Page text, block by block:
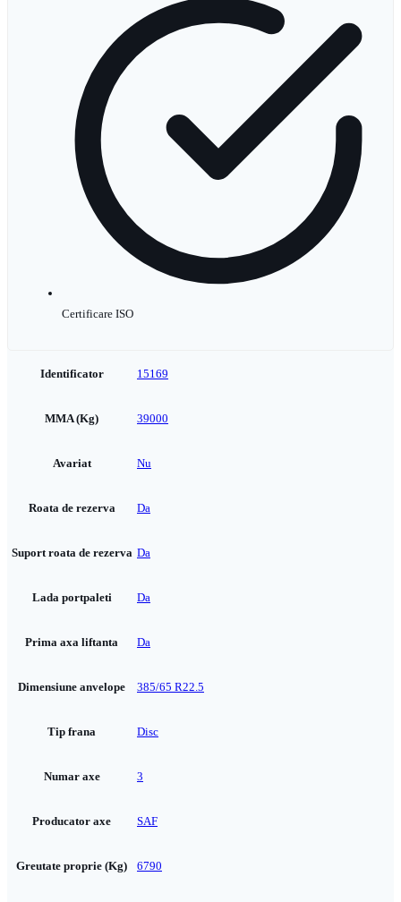
Certificare ISO
Identificator 15169
MMA (Kg) 39000
Avariat Nu
Roata de rezerva Da
Suport roata de rezerva Da
Lada portpaleti Da
Prima axa liftanta Da
Dimensiune anvelope 385/65 R22.5
Tip frana Disc
Numar axe 3
Producator axe SAF
Greutate proprie (Kg) 6790